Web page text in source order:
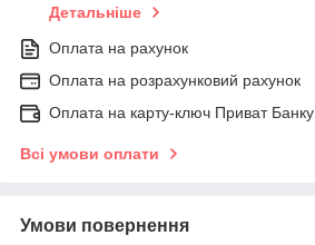
Детальніше
Оплата на рахунок
Оплата на розрахунковий рахунок
Оплата на карту-ключ Приват Банку
Всі умови оплати
Умови повернення